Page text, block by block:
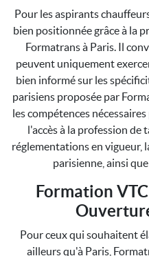
Pour les aspirants
bien positionnée grâce à la
Formatrans à Paris. Il
peuvent uniquement
bien informé sur les
parisiens proposée par
les compétences
l'accès à la profession de
réglementations en vigueur,
parisienne, ainsi
Formation
Pour ceux qui souhaitent
ailleurs qu'à Paris,